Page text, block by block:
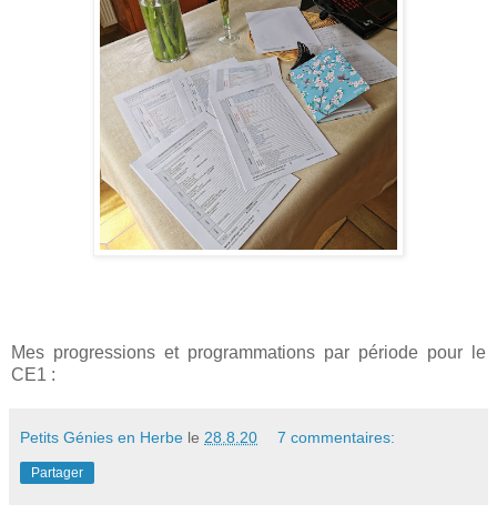
Mes progressions et programmations par période pour le
CE1 :
Petits Génies en Herbe le 28.8.20 7 commentaires:
Partager